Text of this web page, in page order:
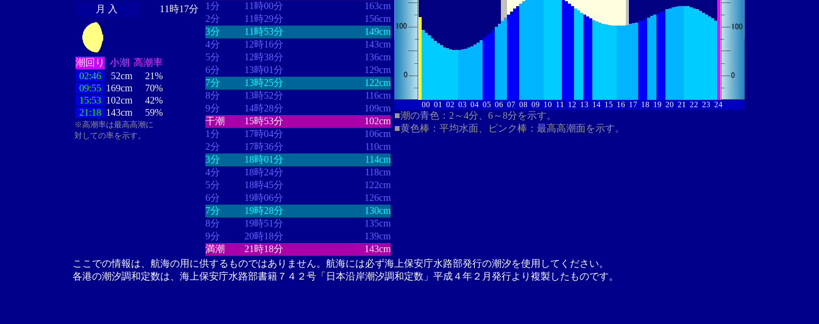
月 入
11時17分
潮回り 小潮 高潮率
02:46
52cm
21%
09:55 169cm
70%
15:53 102cm
42%
21:18 143cm 59%
※高潮率は最高高潮に
対しての率を示す。
1分
11時00分
163cm
2分
11時29分
156cm
3分
11時53分
149cm
4分
12時16分
143cm
5分
12時38分
136cm
6分
13時01分
129cm
7分
13時25分
122cm
8分
13時52分
116cm
9分
14時28分
109cm
干潮
15時53分
102cm
1分
17時04分
106cm
2分
17時36分
110cm
3分
18時01分
114cm
4分
18時24分
118cm
5分
18時45分
122cm
6分
19時06分
126cm
7分
19時28分
130cm
8分
19時51分
135cm
9分
20時18分
139cm
満潮
21時18分 143cm
00 01 02 03 04 05 06 07 08 09 10 11 12 13 14 15 16 17 18 19 20 21 22 23 24
■潮の青色：2～4分、6～8分を示す。
■黄色棒：平均水面、ピンク棒：最高高潮面を示す。
ここでの情報は、航海の用に供するものではありません。航海には必ず海上保安庁水路部発行の潮汐を使用してください。
各港の潮汐調和定数は、海上保安庁水路部書籍７４２号「日本沿岸潮汐調和定数」平成４年２月発行より複製したものです。